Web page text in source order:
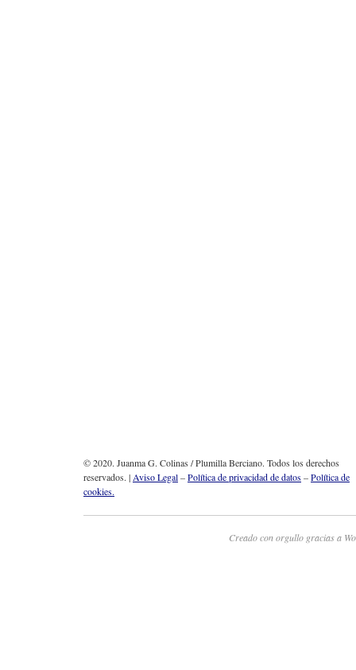
© 2020. Juanma G. Colinas / Plumilla Berciano. Todos los derechos
reservados. |Aviso Legal–Política de privacidad de datos–Política de
cookies.
Creado con orgullo gracias a